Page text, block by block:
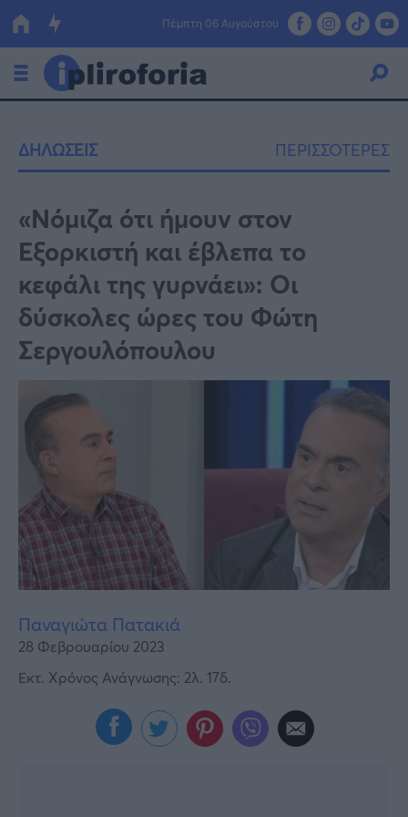
Πέμπτη 06 Αυγούστου
Οικονομία
Πολιτική
Τράπεζες
Επιδοτήσεις
ΕΣΠΑ
Κόσμος
Lifestyle
Αθλητικά
Υγεία
Γυναίκα
Καιρός
ΔΗΛΩΣΕΙΣ ΠΕΡΙΣΣΟΤΕΡΕΣ
«Νόμιζα ότι ήμουν στον
Εξορκιστή και έβλεπα το
κεφάλι της γυρνάει»: Οι
δύσκολες ώρες του Φώτη
Σεργουλόπουλου
Παναγιώτα Πατακιά
28 Φεβρουαρίου 2023
Εκτ. Χρόνος Ανάγνωσης: 2λ. 17δ.